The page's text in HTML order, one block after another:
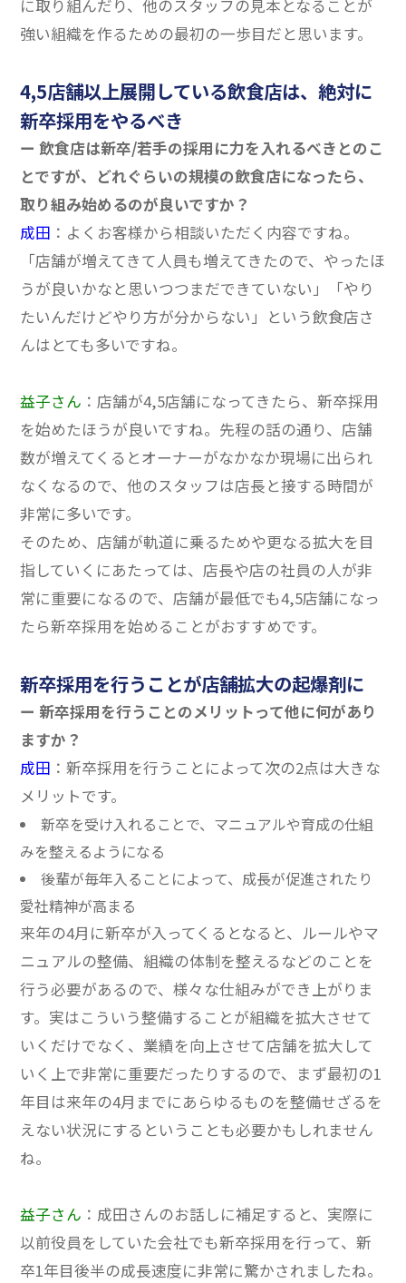
に取り組んだり、他のスタッフの見本となることが
強い組織を作るための最初の一歩目だと思います。
4,5店舗以上展開している飲食店は、絶対に
新卒採用をやるべき
ー 飲食店は新卒/若手の採用に力を入れるべきとのこ
とですが、どれぐらいの規模の飲食店になったら、
取り組み始めるのが良いですか？
成田 ：よくお客様から相談いただく内容ですね。
「店舗が増えてきて人員も増えてきたので、やったほ
うが良いかなと思いつつまだできていない」「やり
たいんだけどやり方が分からない」という飲食店さ
んはとても多いですね。
益子さん ：店舗が4,5店舗になってきたら、新卒採用
を始めたほうが良いですね。 先程の話の通り、店舗
数が増えてくるとオーナーがなかなか現場に出られ
なくなるので、他のスタッフは店長と接する時間が
非常に多いです。
そのため、店舗が軌道に乗るためや更なる拡大を目
指していくにあたっては、店長や店の社員の人が非
常に重要になるので、店舗が最低でも4,5店舗になっ
たら新卒採用を始めることがおすすめです。
新卒採用を行うことが店舗拡大の起爆剤に
ー 新卒採用を行うことのメリットって他に何があり
ますか？
成田 ：新卒採用を行うことによって次の2点は大きな
メリットです。
新卒を受け入れることで、マニュアルや育成の仕組
みを整えるようになる
後輩が毎年入ることによって、成長が促進されたり
愛社精神が高まる
来年の4月に新卒が入ってくるとなると、ルールやマ
ニュアルの整備、組織の体制を整えるなどのことを
行う必要があるので、様々な仕組みができ上がりま
す。 実はこういう整備することが組織を拡大させて
いくだけでなく、業績を向上させて店舗を拡大して
いく上で非常に重要だったりするので、まず最初の1
年目は来年の4月までにあらゆるものを整備せざるを
えない状況にするということも必要かもしれません
ね。
益子さん ：成田さんのお話しに補足すると、実際に
以前役員をしていた会社でも新卒採用を行って、新
卒1年目後半の成長速度に非常に驚かされましたね。